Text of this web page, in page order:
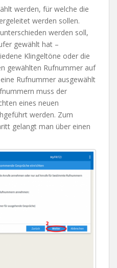
werden, für welche die
werden sollen.
werden soll,
gewählt hat –
Klingeltöne oder die
gewählten Rufnummer auf
Rufnummer ausgewählt
muss der
eines neuen
werden. Zum
gelangt man über einen